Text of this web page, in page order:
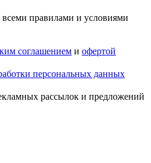
всеми правилами и условиями
соглашением и офертой
персональных данных
рассылок и предложений